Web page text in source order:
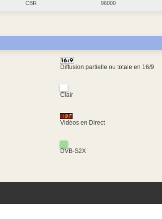
CBR 96000
Diffusion partielle ou totale en 16/9
Clair
Vidéos en Direct
DVB-S2X